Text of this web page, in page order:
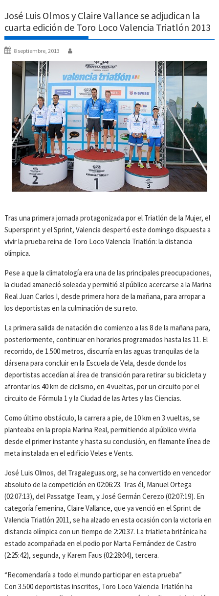
José Luis Olmos y Claire Vallance se adjudican la
cuarta edición de Toro Loco Valencia Triatlón 2013
8 septiembre, 2013
Tras una primera jornada protagonizada por el Triatlón de la Mujer, el
Supersprint y el Sprint, Valencia despertó este domingo dispuesta a
vivir la prueba reina de Toro Loco Valencia Triatlón: la distancia
olímpica.
Pese a que la climatología era una de las principales preocupaciones,
la ciudad amaneció soleada y permitió al público acercarse a la Marina
Real Juan Carlos I, desde primera hora de la mañana, para arropar a
los deportistas en la culminación de su reto.
La primera salida de natación dio comienzo a las 8 de la mañana para,
posteriormente, continuar en horarios programados hasta las 11. El
recorrido, de 1.500 metros, discurría en las aguas tranquilas de la
dársena para concluir en la Escuela de Vela, desde donde los
deportistas accedían al área de transición para retirar su bicicleta y
afrontar los 40 km de ciclismo, en 4 vueltas, por un circuito por el
circuito de Fórmula 1 y la Ciudad de las Artes y las Ciencias.
Como último obstáculo, la carrera a pie, de 10 km en 3 vueltas, se
planteaba en la propia Marina Real, permitiendo al público vivirla
desde el primer instante y hasta su conclusión, en flamante línea de
meta instalada en el edificio Veles e Vents.
José Luis Olmos, del Tragaleguas.org, se ha convertido en vencedor
absoluto de la competición en 02:06:23. Tras él, Manuel Ortega
(02:07:13), del Passatge Team, y José Germán Cerezo (02:07:19). En
categoría femenina, Claire Vallance, que ya venció en el Sprint de
Valencia Triatlón 2011, se ha alzado en esta ocasión con la victoria en
distancia olímpica con un tiempo de 2:20:37. La triatleta británica ha
estado acompañada en el podio por Marta Fernández de Castro
(2:25:42), segunda, y Karem Faus (02:28:04), tercera.
“Recomendaría a todo el mundo participar en esta prueba”
Con 3.500 deportistas inscritos, Toro Loco Valencia Triatlón ha